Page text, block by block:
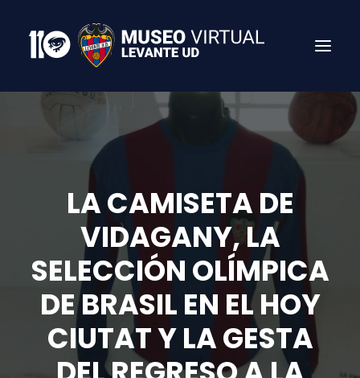
Search
LA CAMISETA DE
VIDAGANY, LA
SELECCIÓN OLÍMPICA
DE BRASIL EN EL HOY
CIUTAT Y LA GESTA